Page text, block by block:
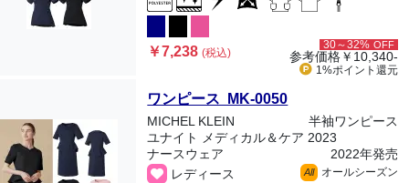
￥7,238(税込)
30～32% OFF
参考価格￥10,340-
1%ポイント 還元
ワンピース MK-0050
MICHEL KLEIN
半袖ワンピース
ユナイト メディカル＆ケア 2023
ナースウェア
2022年発売
レディース
All オールシーズン